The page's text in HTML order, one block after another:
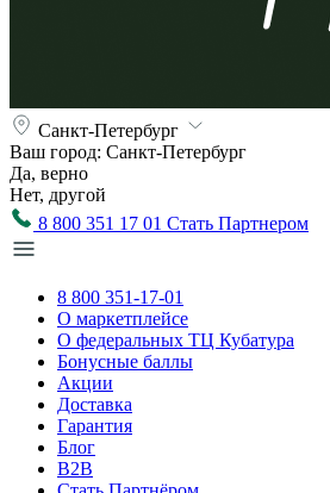
Санкт-Петербург
Ваш город: Санкт-Петербург
Да, верно
Нет, другой
8 800 351 17 01 Стать Партнером
8 800 351-17-01
О маркетплейсе
О федеральных ТЦ Кубатура
Бонусные баллы
Акции
Доставка
Гарантия
Блог
B2B